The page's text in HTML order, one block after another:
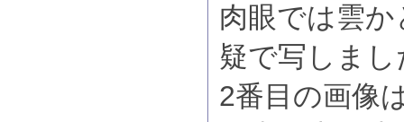
肉眼では雲
疑で写しま
2番目の画像